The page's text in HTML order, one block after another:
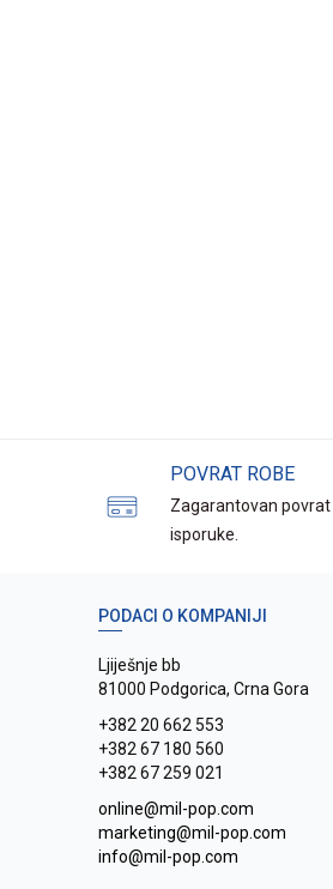
POVRAT ROBE
Zagarantovan povrat
isporuke.
PODACI O KOMPANIJI
Ljiješnje bb
81000 Podgorica, Crna Gora
+382 20 662 553
+382 67 180 560
+382 67 259 021
online@mil-pop.com
marketing@mil-pop.com
info@mil-pop.com